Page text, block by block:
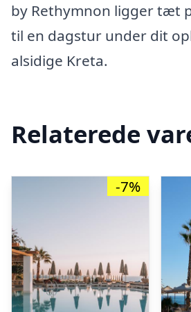
by Rethymnon ligger tæt
til en dagstur under dit
alsidige Kreta.
Relaterede
-7%